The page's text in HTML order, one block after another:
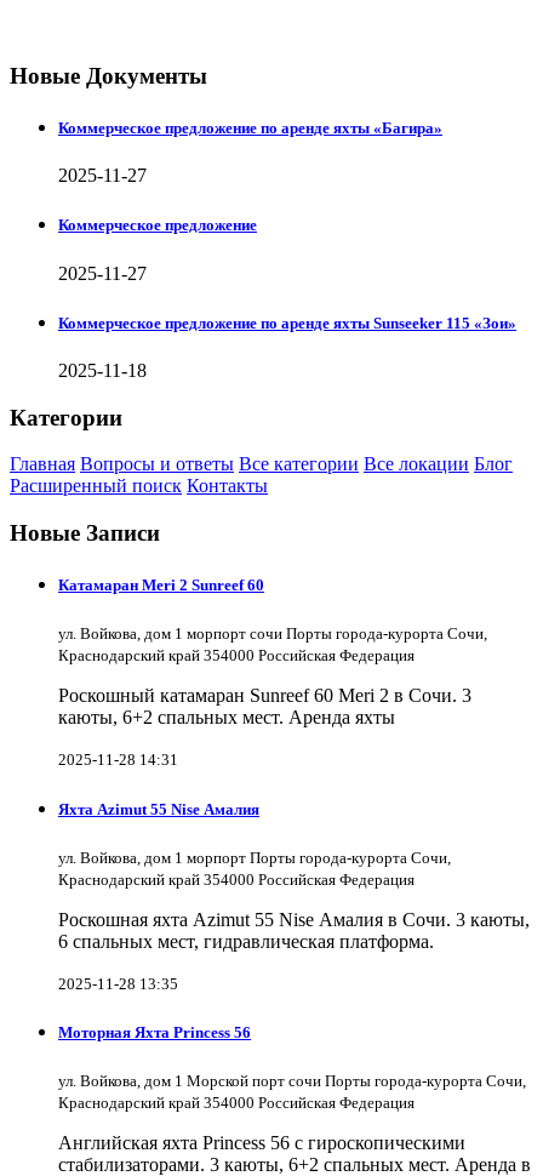
Новые Документы
Коммерческое предложение по аренде яхты «Багира»
2025-11-27
Коммерческое предложение
2025-11-27
Коммерческое предложение по аренде яхты Sunseeker 115 «Зои»
2025-11-18
Категории
Главная Вопросы и ответы Все категории Все локации Блог
Расширенный поиск Контакты
Новые Записи
Катамаран Meri 2 Sunreef 60
ул. Войкова, дом 1 морпорт сочи Порты города-курорта Сочи,
Краснодарский край 354000 Российская Федерация
Роскошный катамаран Sunreef 60 Meri 2 в Сочи. 3
каюты, 6+2 спальных мест. Аренда яхты
2025-11-28 14:31
Яхта Azimut 55 Nise Амалия
ул. Войкова, дом 1 морпорт Порты города-курорта Сочи,
Краснодарский край 354000 Российская Федерация
Роскошная яхта Azimut 55 Nise Амалия в Сочи. 3 каюты,
6 спальных мест, гидравлическая платформа.
2025-11-28 13:35
Моторная Яхта Princess 56
ул. Войкова, дом 1 Морской порт сочи Порты города-курорта Сочи,
Краснодарский край 354000 Российская Федерация
Английская яхта Princess 56 с гироскопическими
стабилизаторами. 3 каюты, 6+2 спальных мест. Аренда в